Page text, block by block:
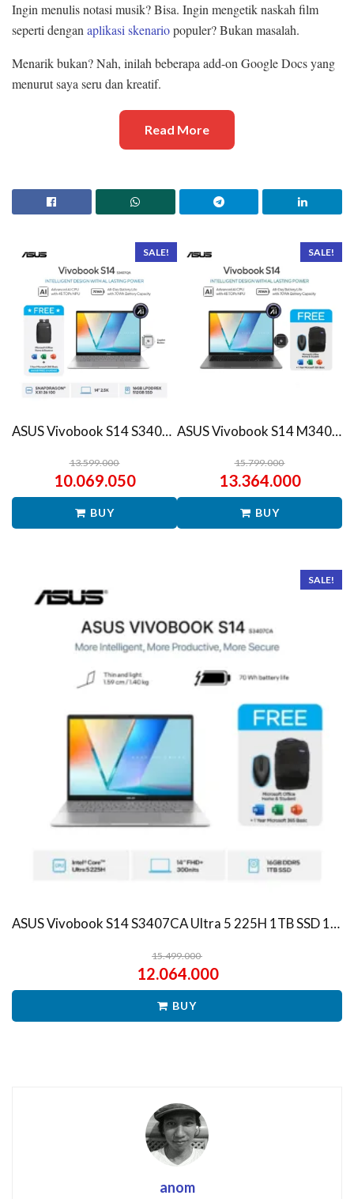
Ingin menulis notasi musik? Bisa. Ingin mengetik naskah film
seperti denganaplikasi skenariopopuler? Bukan masalah.
Menarik bukan? Nah, inilah beberapa add-on Google Docs yang
menurut saya seru dan kreatif.
Read More
SALE!
ASUS Vivobook S14 S3407QA – IPSP151M – Matte Gray
13.599.000
10.069.050
BUY
SALE!
ASUS Vivobook S14 M3407HA Ryzen 7 260 1TB SSD 16GB WUXGA IPS Win11+OHS
15.799.000
13.364.000
BUY
SALE!
ASUS Vivobook S14 S3407CA Ultra 5 225H 1TB SSD 16GB WUXGA IPS Win11+OHS
15.499.000
12.064.000
BUY
anom